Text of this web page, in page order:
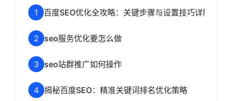
1 百度SEO优化全攻略：关键步骤与设置技巧详解
2 seo服务优化要怎么做
3 seo站群推广如何操作
4 揭秘百度SEO：精准关键词排名优化策略